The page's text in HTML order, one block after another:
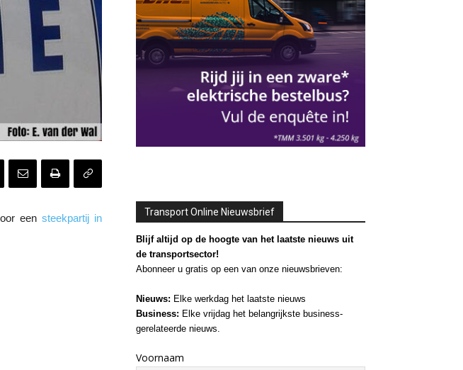
een steekpartij in
Transport Online Nieuwsbrief
Blijf altijd op de hoogte van het laatste nieuws uit
de transportsector!
Abonneer u gratis op een van onze nieuwsbrieven:
Nieuws: Elke werkdag het laatste nieuws
Business: Elke vrijdag het belangrijkste business-
gerelateerde nieuws.
Voornaam